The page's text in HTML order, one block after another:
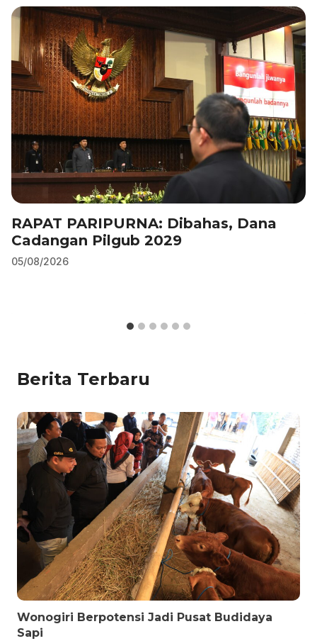
RAPAT PARIPURNA: Dibahas, Dana
Cadangan Pilgub 2029
05/08/2026
Berita Terbaru
Wonogiri Berpotensi Jadi Pusat Budidaya
Sapi